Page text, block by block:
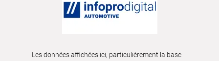
Les données affichées ici, particulièrement la base